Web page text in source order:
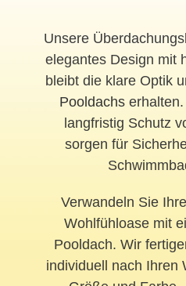
Unsere
elegantes Design mit
bleibt die klare Optik
Pooldachserhalten.
langfristig Schutz
sorgen für
Verwandeln Sie
Wohlfühloase mit
Pooldach. Wir
individuell nach Ihren